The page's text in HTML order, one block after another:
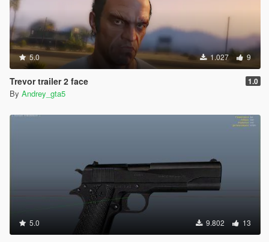
5.0 1.027 9
Trevor trailer 2 face 1.0
By Andrey_gta5
5.0 9.802 13